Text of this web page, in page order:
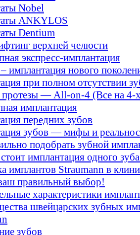
Nobel
ANKYLOS
Dentium
верхней челюсти
экспресс-имплантация
имплантация нового
при полном отсутствии
протезы — All-on-4 (Все на 4-
имплантация
передних зубов
зубов — мифы и
подобрать зубной
имплантация одного
имплантов Straumann в
правильный выбор!
характеристики
швейцарских зубных
зубов